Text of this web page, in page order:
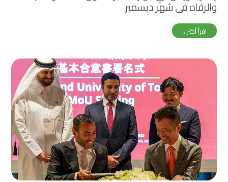
والرفاه في شهر ديسمبر
اقرأ أكثر...